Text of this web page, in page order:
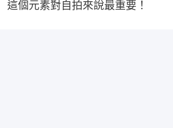
這個元素對自拍來說最重要！